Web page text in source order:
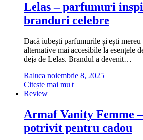
Lelas – parfumuri
branduri celebre
Dacă iubești parfumurile și ești mereu
alternative mai accesibile la esențele
deja de Lelas. Brandul a devenit…
Raluca noiembrie 8, 2025
Citește mai mult
Review
Armaf Vanity Femme
potrivit pentru cadou